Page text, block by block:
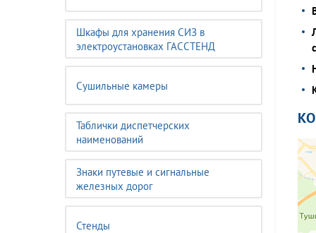
Шкафы для хранения СИЗ в
электроустановках ГАССТЕНД
Сушильные камеры
Таблички диспетчерских
наименований
Знаки путевые и сигнальные
железных дорог
Стенды